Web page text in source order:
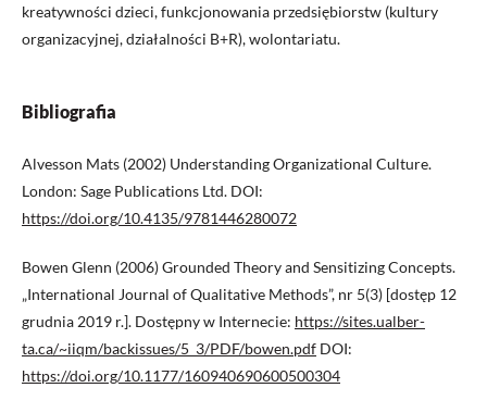
kreatywności dzieci, funkcjonowania przedsiębiorstw (kultury
organizacyjnej, działalności B+R), wolontariatu.
Bibliografia
Alvesson Mats (2002) Understanding Organizational Culture.
London: Sage Publications Ltd. DOI:
https://doi.org/10.4135/9781446280072
Bowen Glenn (2006) Grounded Theory and Sensitizing Concepts.
„International Journal of Qualitative Methods”, nr 5(3) [dostęp 12
grudnia 2019 r.]. Dostępny w Internecie: https://sites.ualber-
ta.ca/~iiqm/backissues/5_3/PDF/bowen.pdf DOI:
https://doi.org/10.1177/160940690600500304